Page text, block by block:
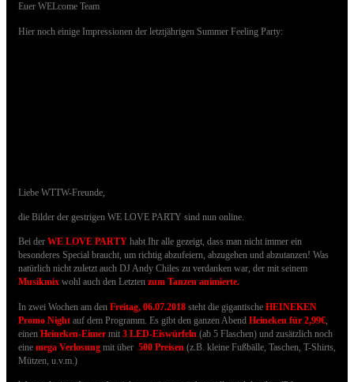
Euer WELcome Team
Hier noch einige Impressionen der letztjährigen Summer Feeling Party:
Liebe WTTW-Freunde,
die Bilder der gestrigen WE LOVE PARTY sind nun online.
Bei der WE LOVE PARTY habt Ihr alle gezeigt, dass man nicht immer ein
besonderes Special braucht, um richtig abzufeiern, abzugehen und abzutanzen! Was
natürlich nicht zuletzt auch DJ Andy Chiles zu verdanken war, der mit seinem
Musikmix wohl auch den Letzten zum Tanzen animierte.
In zwei Wochen am den Freitag, 06.07.2018 steht die gigantische HEINEKEN
Promo Night auf dem Programm. Es gibt den ganzen Abend Heineken für 2,99€
einen Heineken-Eimer mit 3 LED-Eiswürfeln (ab 5 Flaschen) und zusätzlich noch
eine mega Verlosung mit über 500 Preisen (z.B. kleine Fußbälle, Taschen, T-Shirts,
Mützen, u.v.m.)